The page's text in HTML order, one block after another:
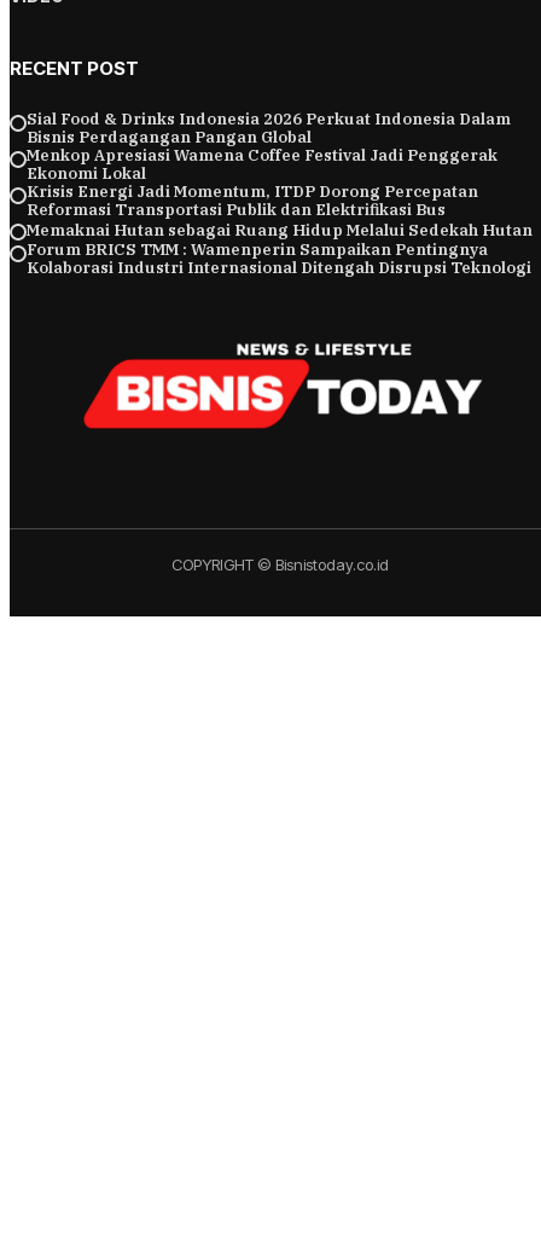
RECENT POST
Sial Food & Drinks Indonesia 2026 Perkuat Indonesia Dalam
Bisnis Perdagangan Pangan Global
Menkop Apresiasi Wamena Coffee Festival Jadi Penggerak
Ekonomi Lokal
Krisis Energi Jadi Momentum, ITDP Dorong Percepatan
Reformasi Transportasi Publik dan Elektrifikasi Bus
Memaknai Hutan sebagai Ruang Hidup Melalui Sedekah Hutan
Forum BRICS TMM : Wamenperin Sampaikan Pentingnya
Kolaborasi Industri Internasional Ditengah Disrupsi Teknologi
COPYRIGHT © Bisnistoday.co.id